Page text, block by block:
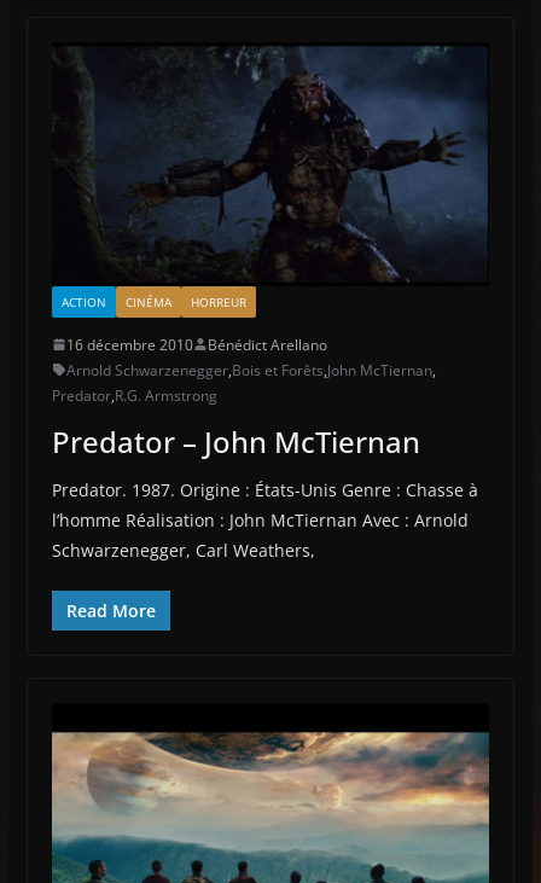
ACTION CINÉMA HORREUR
16 décembre 2010
Bénédict Arellano
Arnold Schwarzenegger,Bois et Forêts,John McTiernan,
Predator,R.G. Armstrong
Predator – John McTiernan
Predator. 1987. Origine : États-Unis Genre : Chasse à
l’homme Réalisation : John McTiernan Avec : Arnold
Schwarzenegger, Carl Weathers,
Read More